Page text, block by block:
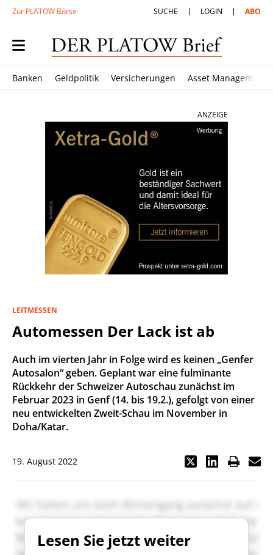
Zur PLATOW Börse SUCHE LOGIN ABO
Banken Geldpolitik Versicherungen Asset Management
ANZEIGE
LEITMESSEN
Automessen Der Lack ist ab
Auch im vierten Jahr in Folge wird es keinen „Genfer
Autosalon“ geben. Geplant war eine fulminante
Rückkehr der Schweizer Autoschau zunächst im
Februar 2023 in Genf (14. bis 19.2.), gefolgt von einer
neu entwickelten Zweit-Schau im November in
Doha/Katar.
19. August 2022
Lesen Sie jetzt weiter